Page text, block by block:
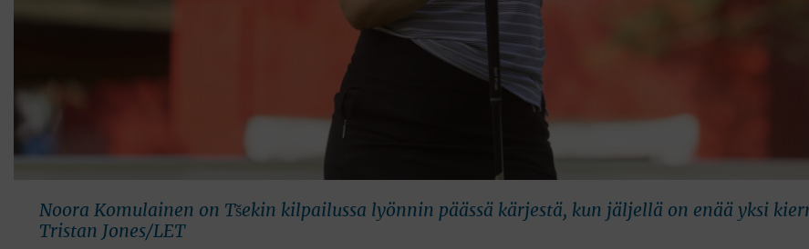
Noora Komulainen on Tšekin kilpailussa lyönnin päässä kärjestä, kun jäljellä on enää yksi
Tristan Jones/LET